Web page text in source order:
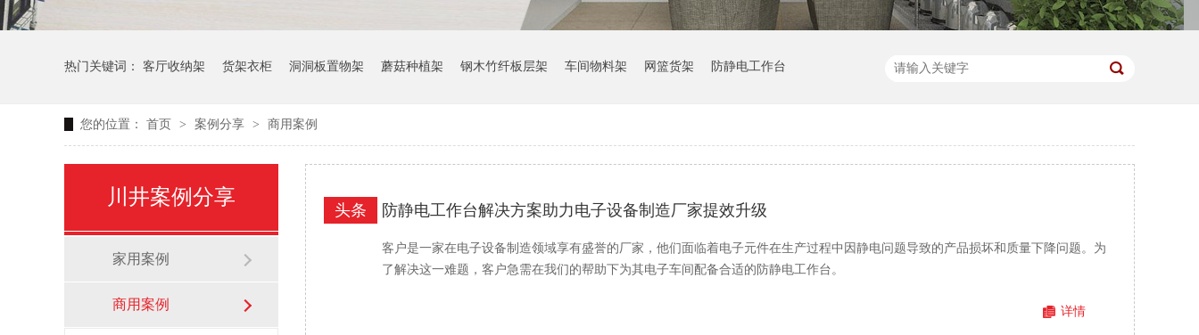
热门关键词： 客厅收纳架 货架衣柜 洞洞板置物架 蘑菇种植架 钢木竹纤板层架 车间物料架 网篮货架 防静电工作台
您的位置： 首页 > 案例分享 > 商用案例
川井案例分享
家用案例
商用案例
防静电工作台解决方案助力电子设备制造厂家提效升级
头条
客户是一家在电子设备制造领域享有盛誉的厂家，他们面临着电子元件在生产过程中因静电问题导致的产品损坏和质量下降问题。为
了解决这一难题，客户急需在我们的帮助下为其电子车间配备合适的防静电工作台。
详情